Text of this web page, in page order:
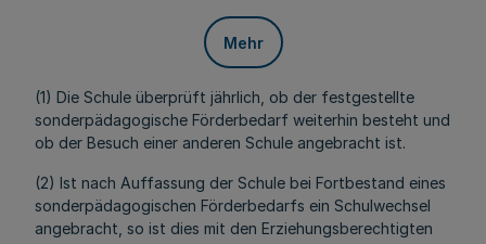
Mehr
(1) Die Schule überprüft jährlich, ob der festgestellte
sonderpädagogische Förderbedarf weiterhin besteht und
ob der Besuch einer anderen Schule angebracht ist.
(2) Ist nach Auffassung der Schule bei Fortbestand eines
sonderpädagogischen Förderbedarfs ein Schulwechsel
angebracht, so ist dies mit den Erziehungsberechtigten